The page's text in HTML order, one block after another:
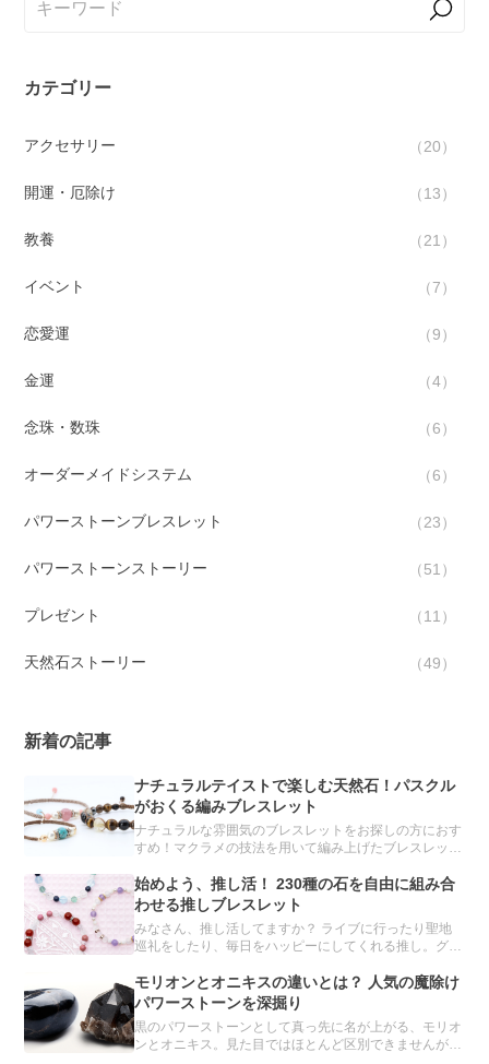
カテゴリー
アクセサリー 20
開運・厄除け 13
教養 21
イベント 7
恋愛運 9
金運 4
念珠・数珠 6
オーダーメイドシステム 6
パワーストーンブレスレット 23
パワーストーンストーリー 51
プレゼント 11
天然石ストーリー 49
新着の記事
ナチュラルテイストで楽しむ天然石！パスクル
がおくる編みブレスレット
ナチュラルな雰囲気のブレスレットをお探しの方におす
すめ！マクラメの技法を用いて編み上げたブレスレット
始めよう、推し活！ 230種の石を自由に組み合
わせる推しブレスレット
みなさん、推し活してますか？ ライブに行ったり聖地
巡礼をしたり、毎日をハッピーにしてくれる推し。グッ
イドでも、推しブレスレットを簡単につくることができ
るんです。
モリオンとオニキスの違いとは？ 人気の魔除け
パワーストーンを深掘り
黒のパワーストーンとして真っ先に名が上がる、モリオ
ンとオニキス。見た目ではほとんど区別できませんが、